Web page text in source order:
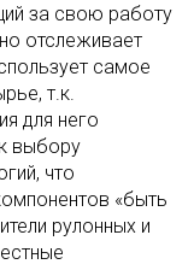
за свою работу
отслеживает
самое
т.к.
для него
выбору
что
«быть
рулонных и